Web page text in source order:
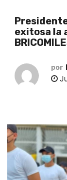
exitosa la
por